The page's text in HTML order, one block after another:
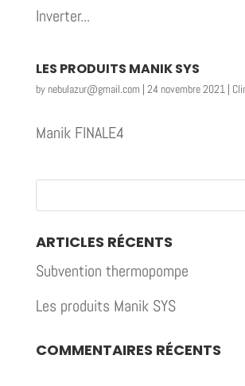
Inverter...
LES PRODUITS MANIK SYS
bynebulazur@gmail.com | 24 novembre 2021|
Manik FINALE4
ARTICLES RÉCENTS
Subvention thermopompe
Les produits Manik SYS
COMMENTAIRES RÉCENTS